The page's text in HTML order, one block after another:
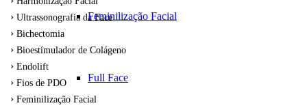
Feminilização Facial
Full Face
Ultrassonografia da Face
Bichectomia
Bioestímulador de Colágeno
Endolift
Fios de PDO
Feminilização Facial